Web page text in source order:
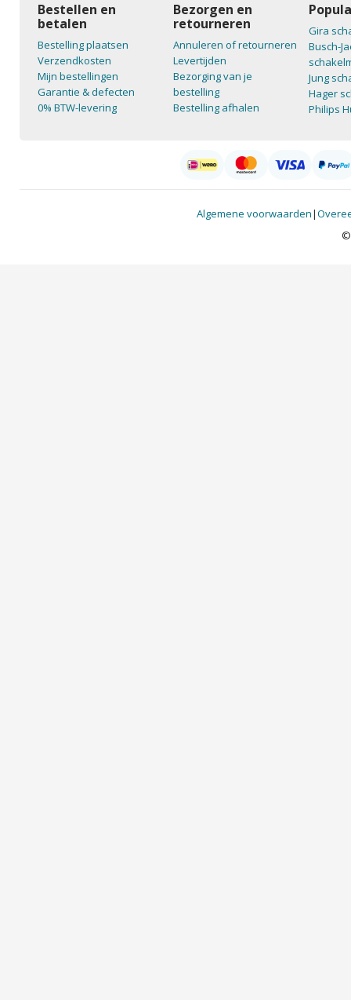
Bestellen en
betalen
Bestelling plaatsen
Verzendkosten
Mijn bestellingen
Garantie & defecten
0% BTW-levering
Bezorgen en
retourneren
Annuleren of retourneren
Levertijden
Bezorging van je
bestelling
Bestelling afhalen
Gira
Busch-
Jung
Hager
Philips
Algemene voorwaarden|
©